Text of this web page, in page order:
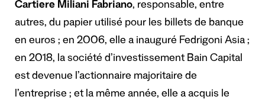
Cartiere Miliani Fabriano, responsable, entre
autres, du papier utilisé pour les billets de banque
en euros ; en 2006, elle a inauguré Fedrigoni Asia ;
en 2018, la société d’investissement Bain Capital
est devenue l’actionnaire majoritaire de
l’entreprise ; et la même année, elle a acquis le